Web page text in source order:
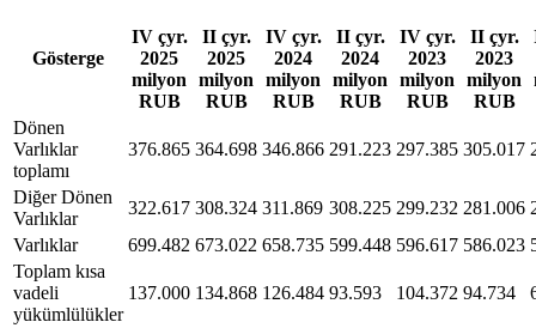
Gösterge
IV çyr.
2025
milyon
RUB
II çyr.
2025
milyon
RUB
IV çyr.
2024
milyon
RUB
II çyr.
2024
milyon
RUB
IV çyr.
2023
milyon
RUB
II çyr.
2023
milyon
RUB
Dönen
Varlıklar
toplamı
376.865 364.698 346.866 291.223 297.385 305.017
Diğer Dönen
Varlıklar
322.617 308.324 311.869 308.225 299.232 281.006
Varlıklar
699.482 673.022 658.735 599.448 596.617 586.023
Toplam kısa
vadeli
yükümlülükler
137.000 134.868 126.484 93.593 104.372 94.734